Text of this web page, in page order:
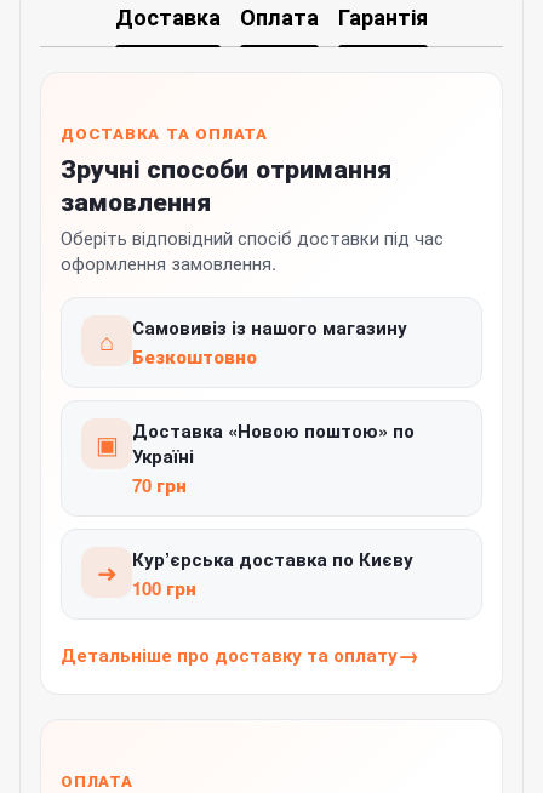
Доставка Оплата Гарантія
ДОСТАВКА ТА ОПЛАТА
Зручні способи отримання
замовлення
Оберіть відповідний спосіб доставки під час
оформлення замовлення.
⌂
Самовивіз із нашого магазину
Безкоштовно
▣
Доставка «Новою поштою» по
Україні
70 грн
➜
Кур’єрська доставка по Києву
100 грн
Детальніше про доставку та оплату
ОПЛАТА